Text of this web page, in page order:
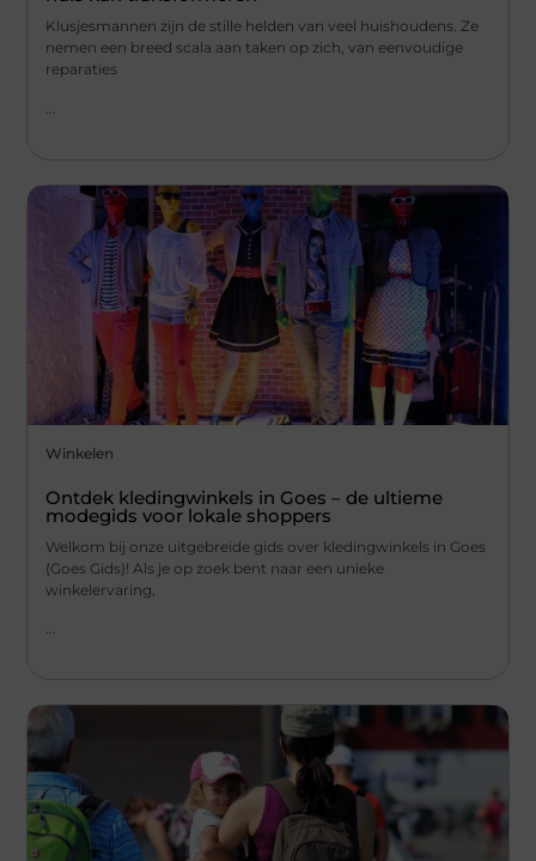
Klusjesmannen zijn de stille helden van veel huishoudens. Ze
nemen een breed scala aan taken op zich, van eenvoudige
reparaties
Winkelen
Ontdek kledingwinkels in Goes – de ultieme
modegids voor lokale shoppers
Welkom bij onze uitgebreide gids over kledingwinkels in Goes
(Goes Gids)! Als je op zoek bent naar een unieke
winkelervaring,
...